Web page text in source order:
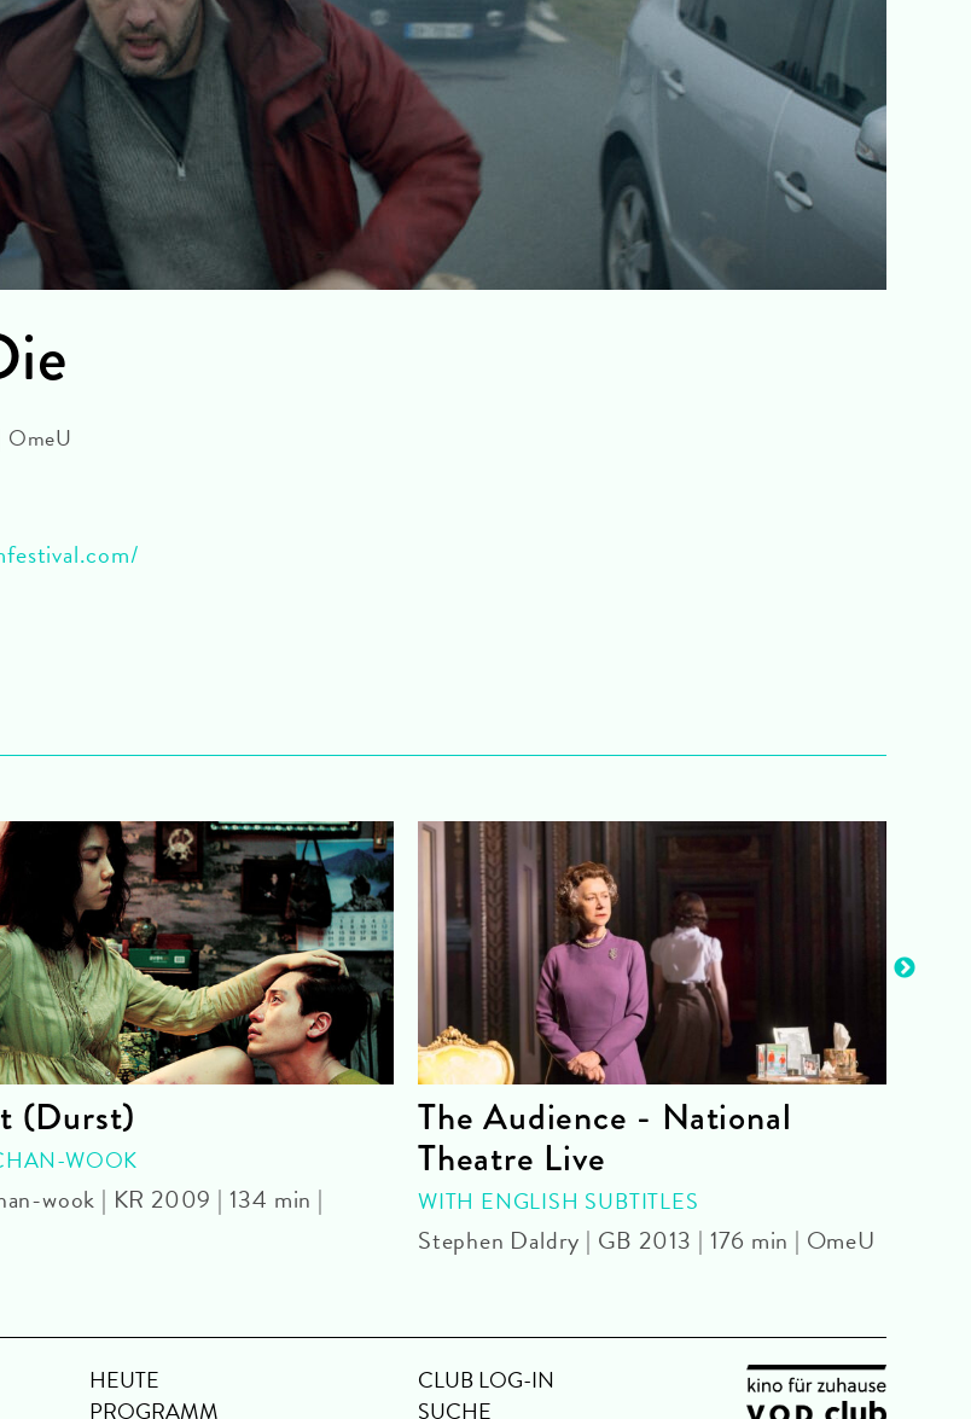
OmeU
(Durst)
WOOK
wook | KR 2009 | 134 min |
The Audience - National
Theatre Live
WITH ENGLISH SUBTITLES
Stephen Daldry | GB 2013 | 176 min | OmeU
HEUTE
PROGRAMM
CLUB LOG-IN
SUCHE